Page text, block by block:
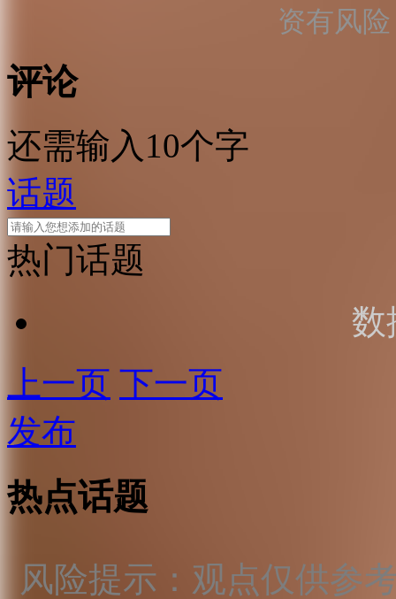
资有风
评论
还需输入10个字
话题
热门话题
数
上一页 下一页
发布
热点话题
风险提示：观点仅供参